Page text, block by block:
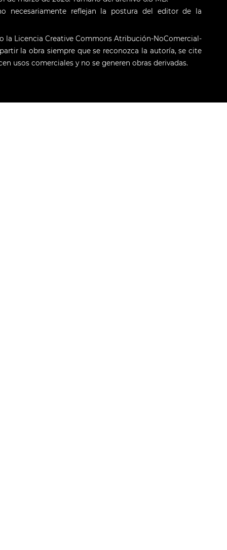
necesariamente reflejan la postura del editor de la
la Licencia Creative Commons Atribución-NoComercial-
la obra siempre que se reconozca la autoría, se cite
usos comerciales y no se generen obras derivadas.